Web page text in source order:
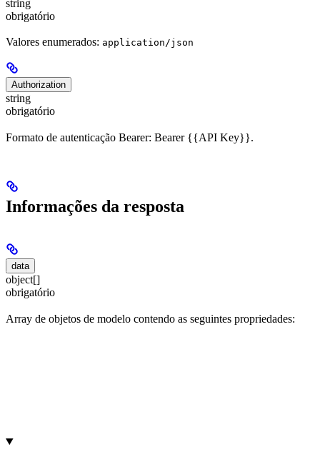
string
obrigatório
Valores enumerados: application/json
Authorization
string
obrigatório
Formato de autenticação Bearer: Bearer {{API Key}}.
Informações da resposta
data
object[]
obrigatório
Array de objetos de modelo contendo as seguintes propriedades: